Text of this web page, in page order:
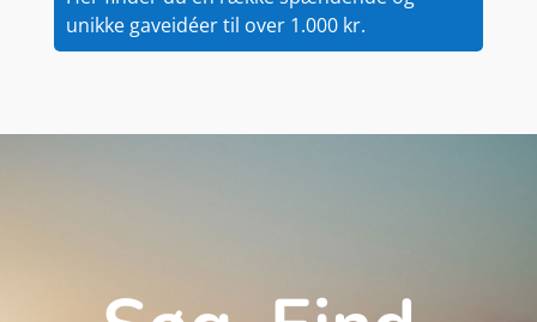
unikke gaveidéer til over 1.000 kr.